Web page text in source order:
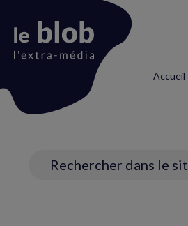
Fil
Accueil